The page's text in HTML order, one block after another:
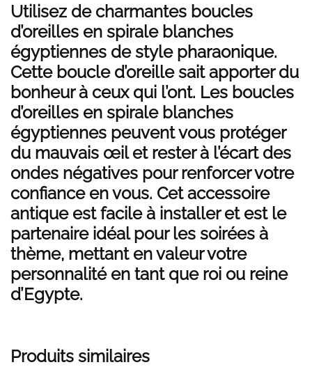
Utilisez de charmantes boucles
d’oreilles en spirale blanches
égyptiennes de style pharaonique.
Cette boucle d’oreille sait apporter du
bonheur à ceux qui l’ont. Les boucles
d’oreilles en spirale blanches
égyptiennes peuvent vous protéger
du mauvais œil et rester à l’écart des
ondes négatives pour renforcer votre
confiance en vous. Cet accessoire
antique est facile à installer et est le
partenaire idéal pour les soirées à
thème, mettant en valeur votre
personnalité en tant que roi ou reine
d’Egypte.
Produits similaires